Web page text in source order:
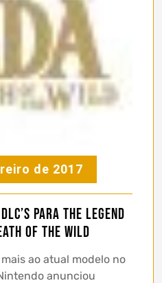
de 2017
para The Legend
of the Wild
ao atual modelo no
anunciou